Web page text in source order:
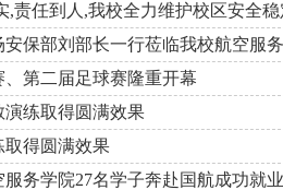
,责任到人,我校全力维护校区安全稳
保部刘部长一行莅临我校航空服
第二届足球赛隆重开幕
练取得圆满效果
取得圆满效果
务学院27名学子奔赴国航成功就业